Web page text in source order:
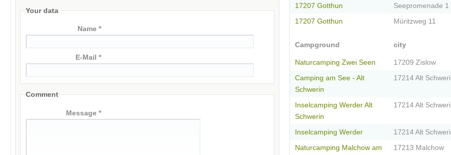
Your data
Name *
E-Mail *
Comment
Message *
17207 Gotthun Seepromenade 1
17207 Gotthun Müritzweg 11
Campground city
Naturcamping Zwei Seen 17209 Zislow
Camping am See - Alt
Schwerin
17214 Alt
Inselcamping Werder Alt
Schwerin
17214 Alt
Inselcamping Werder 17214 Alt
Naturcamping Malchow am
17213 Malchow